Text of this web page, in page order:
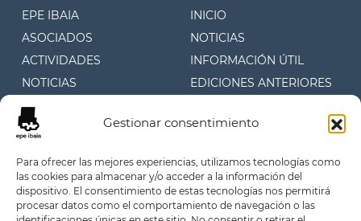
Gestionar consentimiento
Para ofrecer las mejores experiencias, utilizamos tecnologías como
las cookies para almacenar y/o acceder a la información del
dispositivo. El consentimiento de estas tecnologías nos permitirá
procesar datos como el comportamiento de navegación o las
EPE IBAIA
ASOCIADOS
ACTIVIDADES
NOTICIAS
CONTACTO
INICIO
NOTICIAS
INFORMACIÓN ÚTIL
EDICIONES ANTERIORES
CONTACTO
Juan Fermín Gilisagasti 4, 1º
Oficina 107 (Zuatzu)